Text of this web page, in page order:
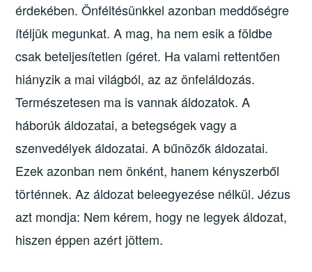
érdekében. Önféltésünkkel azonban meddőségre
ítéljük megunkat. A mag, ha nem esik a földbe
csak beteljesítetlen ígéret. Ha valami rettentően
hiányzik a mai világból, az az önfeláldozás.
Természetesen ma is vannak áldozatok. A
háborúk áldozatai, a betegségek vagy a
szenvedélyek áldozatai. A bűnözők áldozatai.
Ezek azonban nem önként, hanem kényszerből
történnek. Az áldozat beleegyezése nélkül. Jézus
azt mondja: Nem kérem, hogy ne legyek áldozat,
hiszen éppen azért jöttem.